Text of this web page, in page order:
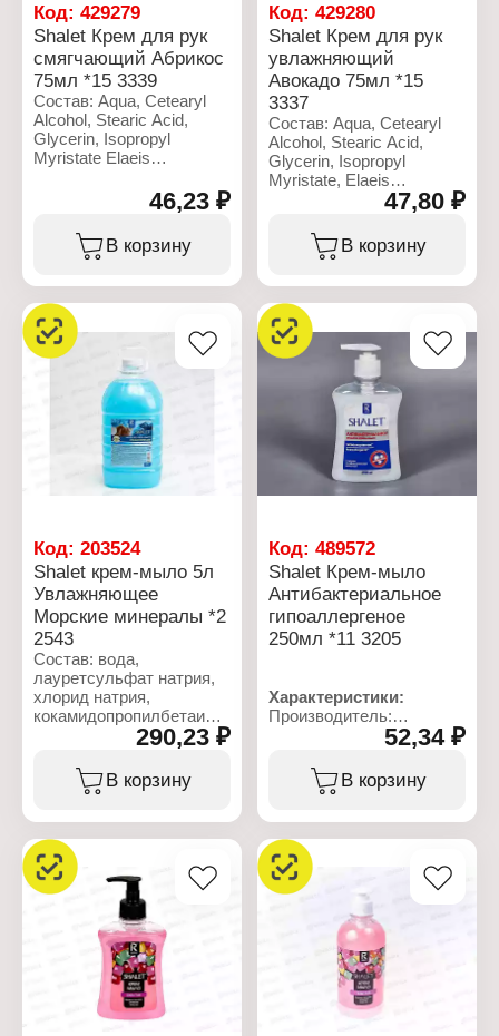
Код: 429279
Shalet Крем для рук
смягчающий Абрикос
75мл *15 3339
Состав: Aqua, Cetearyl
Alcohol, Stearic Acid,
Glycerin, Isopropyl
Myristate Elaeis
Liquidum, Mineral Oil,
Parfum, Сyclomethicone,
Hydrated Silica,
Ethylhexylglycerin,
Характеристики:
Производитель:
Ренессанс Косметик
Бренд: Shalet
Артикул: 3339
Тип товара: Крем для рук
Эффект: смягчающий
Название: "Абрикос"
Объем: 75 мл
46,23 ₽
В корзину
Код:429280
Shalet Крем для рук
увлажняющий
Авокадо 75мл *15
3337
Состав: Aqua, Cetearyl
Alcohol, Stearic Acid,
Glycerin, Isopropyl
Myristate, Elaeis
Guineensis Oil, Paraffinum
Oil,Parfum,
Cyclomethicone, Hydrated
Характеристики:
Производитель:
Ренессанс Косметик
Бренд: Shalet
Артикул: 3337
Тип товара: Крем для рук
Эффект: увлажняющий
Название: "Авокадо"
Объем: 75 мл
47,80 ₽
В корзину
Код: 203524
Shalet крем-мыло 5л
Увлажняющее
Морские минералы *2
2543
Состав: вода,
лауретсульфат натрия,
хлорид натрия,
кокамидопропилбетаин,
кокамидопропиламина,
глицерин, катамин AB,
отдушка, лимонная
Характеристики:
Производитель:
Ренессанс Косметик
Бренд: Shalet
Вид средства: Мыло
Назначение: для рук
Вариация: Морские
минералы
Форма выпуска: крем-
290,23 ₽
В корзину
Код:489572
Shalet Крем-мыло
Антибактериальное
гипоаллергеное
250мл *11 3205
Характеристики:
Производитель:
Ренессанс Косметик
Артикул: 3205
Тип товара: Мыло
Вариация:
Антибактериальное
Форма выпуска: крем-
Объем: 250 мл
52,34 ₽
В корзину